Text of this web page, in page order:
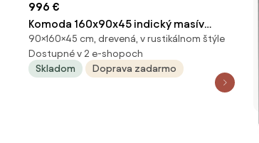
996 €
Komoda 160x90x45 indický masív
palisander Natural
90×160×45 cm, drevená, v rustikálnom štýle
Dostupné v 2 e-shopoch
Skladom
Doprava zadarmo